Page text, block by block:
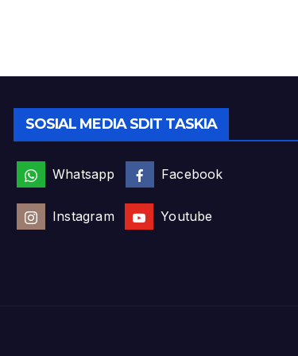
SOSIAL MEDIA SDIT TASKIA
Whatsapp Facebook
Instagram Youtube